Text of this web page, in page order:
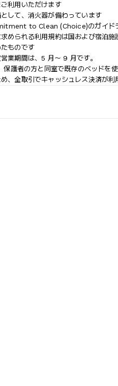
利用いただけます
して、消火器が備わっています
to Clean (Choice)のガイド
められる利用規約は国および宿泊
ものです
業期間は、5 月～ 9 月です。
護者の方と同室で既存のベッドを
、全取引でキャッシュレス決済が利